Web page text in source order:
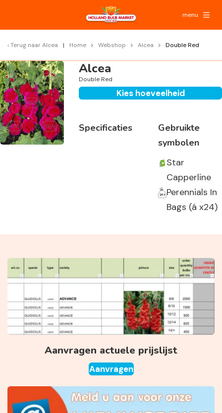
menu
Terug naarAlcea Home Webshop Alcea Double Red
Alcea
Double Red
Kies hoeveelheid
Specificaties
Gebruikte
symbolen
Star
Capperline
Perennials In
Bags (á x24)
Aanvragen actuele prijslijst
Aanvragen